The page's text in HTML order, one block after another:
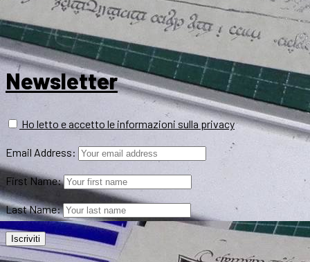
Newsletter
Ho letto e accetto le informazioni sulla privacy
Email Address:
First Name:
Last Name: